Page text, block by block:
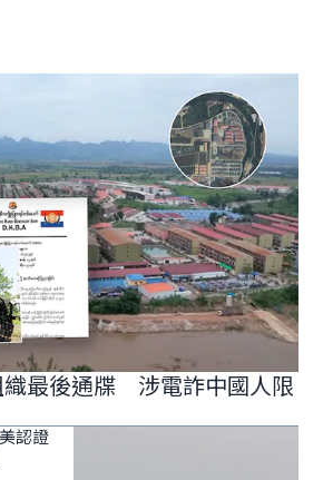
織最後通牒 涉電詐中國人限
認證